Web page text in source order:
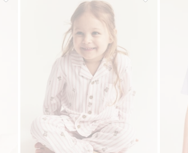
i favoriter
Randig pyjamas i bomull, Lägg till i favoriter
Randig